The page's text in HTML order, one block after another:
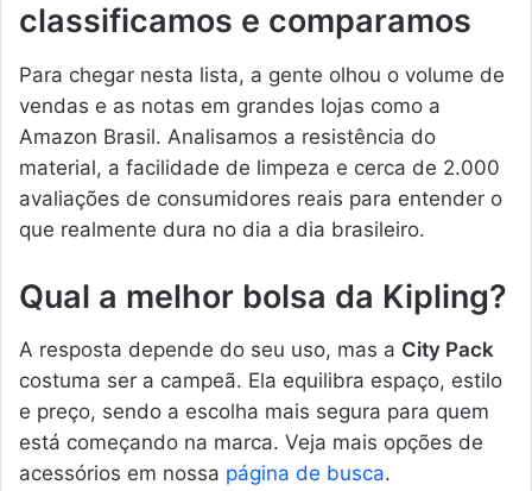
classificamos e comparamos
Para chegar nesta lista, a gente olhou o volume de
vendas e as notas em grandes lojas como a
Amazon Brasil. Analisamos a resistência do
material, a facilidade de limpeza e cerca de 2.000
avaliações de consumidores reais para entender o
que realmente dura no dia a dia brasileiro.
Qual a melhor bolsa da Kipling?
A resposta depende do seu uso, mas a City Pack
costuma ser a campeã. Ela equilibra espaço, estilo
e preço, sendo a escolha mais segura para quem
está começando na marca. Veja mais opções de
acessórios em nossa página de busca.